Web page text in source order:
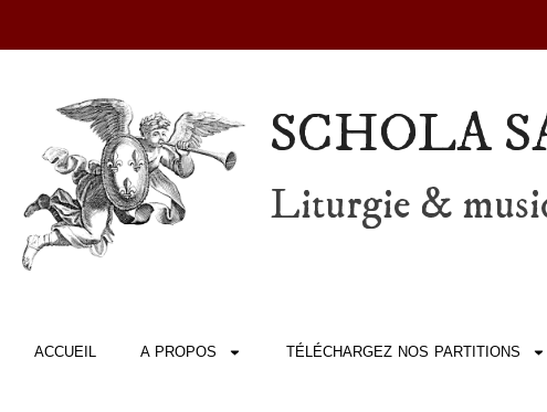
SCHOLA
Liturgie &
ACCUEIL A PROPOS TÉLÉCHARGEZ NOS PARTITIONS